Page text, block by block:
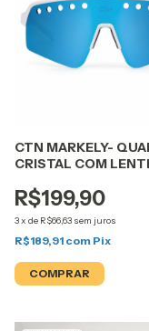
CTN MARKELY-
CRISTAL COM
R$199,90
3x de R$66,63 sem juros
R$189,91 com Pix